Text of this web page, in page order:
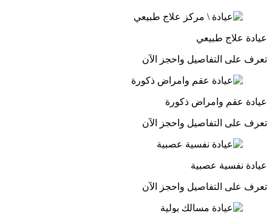
عيادة علاج طبيعي
تعرف على التفاصيل واحجز الآن
عيادة عقم وامراض ذكورة
تعرف على التفاصيل واحجز الآن
عيادة نفسية عصبية
تعرف على التفاصيل واحجز الآن